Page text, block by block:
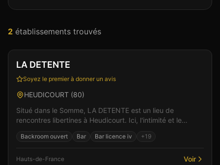
2 établissements trouvés
LA DETENTE
Soyez le premier à donner un avis
HEUDICOURT (80)
Situé dans le Somme, LA DETENTE est un lieu de
rencontres libertines à Heudicourt. Ici, l'intimité et le
Backroom ouvert Bar Bar licence iv +19
Hauts-de-France Voir